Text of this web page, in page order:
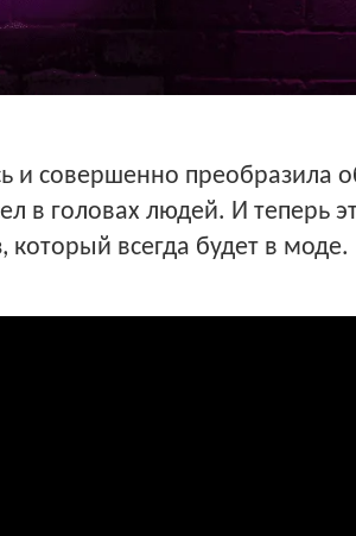
и совершенно преобразила
головах людей. И теперь
всегда будет в моде.